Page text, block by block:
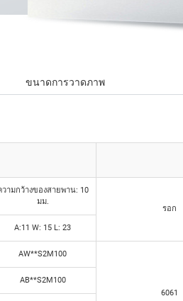
ขนาดการวาดภาพ
วามกว้างของสายพาน: 10
มม.
รอก
A:11 W: 15 L: 23
AW**S2M100
6061
AB**S2M100